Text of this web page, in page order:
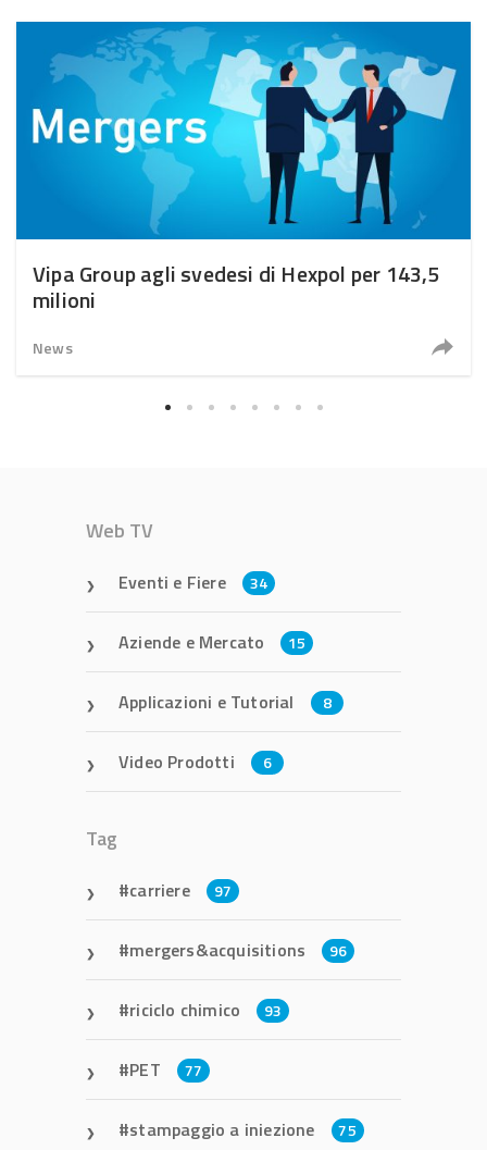
Vipa Group agli svedesi di Hexpol per 143,5
milioni
News
Web TV
Eventi e Fiere 34
Aziende e Mercato 15
Applicazioni e Tutorial 8
Video Prodotti 6
Tag
carriere 97
mergers&acquisitions 96
riciclo chimico 93
PET 77
stampaggio a iniezione 75